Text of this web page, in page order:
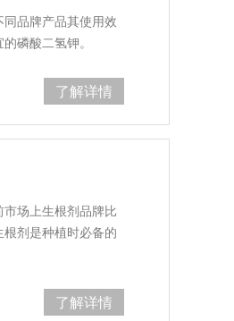
品牌产品其使用效
磷酸二氢钾。
了解详情
场上生根剂品牌比
剂是种植时必备的
了解详情